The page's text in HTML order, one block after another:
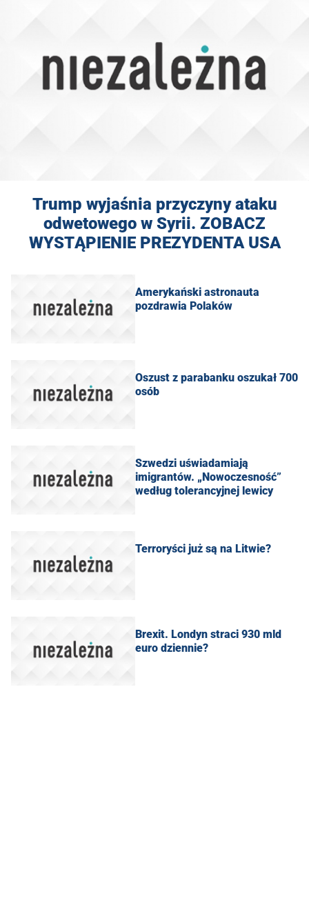
Trump wyjaśnia przyczyny ataku
odwetowego w Syrii. ZOBACZ
WYSTĄPIENIE PREZYDENTA USA
​Amerykański astronauta
pozdrawia Polaków
Oszust z parabanku oszukał 700
osób
​Szwedzi uświadamiają
imigrantów. „Nowoczesność”
według tolerancyjnej lewicy
Terroryści już są na Litwie?
​Brexit. Londyn straci 930 mld
euro dziennie?